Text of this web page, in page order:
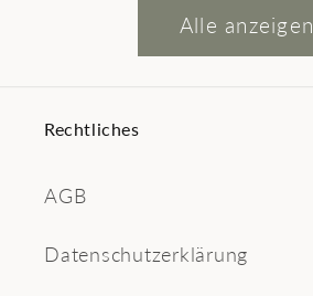
Alle anzeigen
Rechtliches
AGB
Datenschutzerklärung